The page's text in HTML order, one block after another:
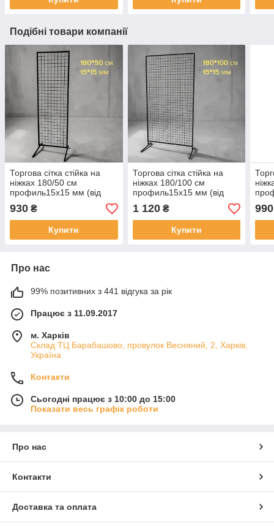
Подібні товари компанії
Торгова сітка стійка на
ніжках 180/50 см
профиль15х15 мм (від
виробника оптом та в
роздріб)
930 ₴
Купити
Торгова сітка стійка на
ніжках 180/100 см
профиль15х15 мм (від
виробника оптом та в
роздріб)
1 120₴
Купити
990
Про нас
99% позитивних з 441 відгука за рік
Працює з 11.09.2017
м. Харків
Склад ТЦ Барабашово, провулок Весняний, 2, Харків,
Україна
Контакти
Сьогодні працює з 10:00 до 15:00
Показати весь графік роботи
Про нас
Контакти
Доставка та оплата